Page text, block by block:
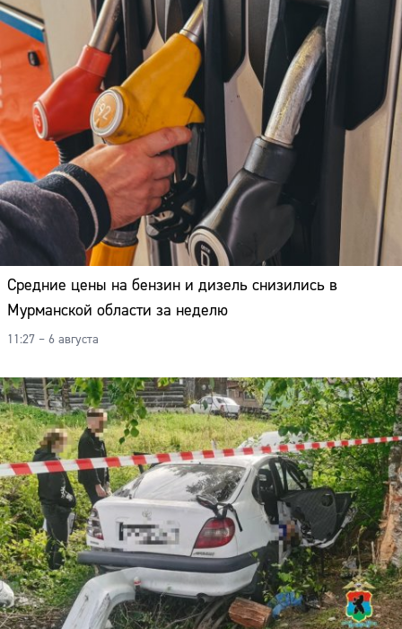
Средние цены на бензин и дизель снизились в
Мурманской области за неделю
11:27 – 6 августа